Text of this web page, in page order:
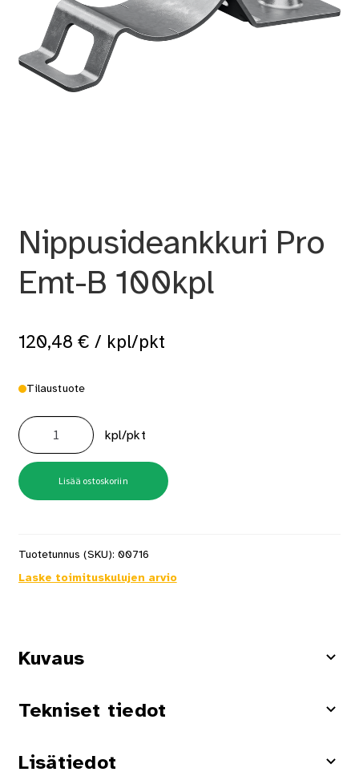
Nippusideankkuri Pro
Emt-B 100kpl
120,48 € / kpl/pkt
Tilaustuote
Nippusideankkuri
Pro
Emt-
B
100kpl
määrä
kpl/pkt
Lisää ostoskoriin
Tuotetunnus (SKU): 00716
Laske toimituskulujen arvio
Kuvaus
Tekniset tiedot
Lisätiedot